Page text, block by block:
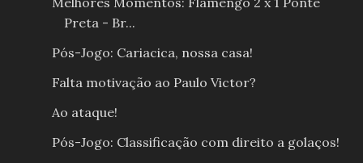
Preta - Br...
Pós-Jogo: Cariacica, nossa casa!
Falta motivação ao Paulo Victor?
Ao ataque!
Pós-Jogo: Classificação com direito a golaços!